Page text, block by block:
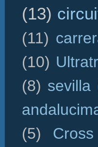
(13)
(11)
(10)
(8) sevilla
(5)